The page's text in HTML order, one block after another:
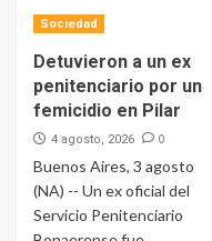
Sociedad
Detuvieron a un ex
penitenciario por un
femicidio en Pilar
4 agosto, 2026 0
Buenos Aires, 3 agosto
(NA) -- Un ex oficial del
Servicio Penitenciario